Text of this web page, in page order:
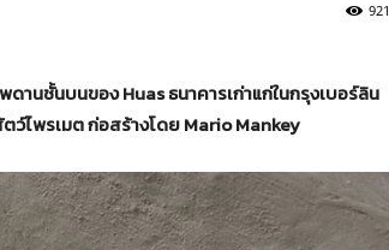
921
านชั้นบนของ Huas ธนาคารเก่าแก่ในกรุงเบอร์ลิน
ว์ไพรเมต ก่อสร้างโดย Mario Mankey